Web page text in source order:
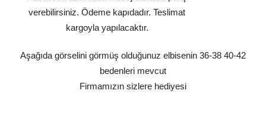
Aşağıda görselini görmüş olduğunuz elbisenin 36-38 40-42
bedenleri mevcut
Firmamızın sizlere hediyesi